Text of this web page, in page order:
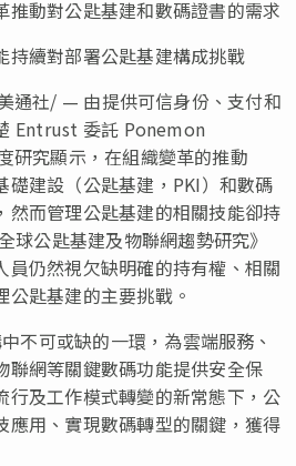
推動對公匙基建和數碼證書的需求
持續對部署公匙基建構成挑戰
通社/ — 由提供可信身份、支付和
Entrust 委託 Ponemon
究顯示，在組織變革的推動
礎建設（公匙基建，PKI）和數碼
然而管理公匙基建的相關技能卻持
球公匙基建及物聯網趨勢研究》
員仍然視欠缺明確的持有權、相關
匙基建的主要挑戰。
不可或缺的一環，為雲端服務、
聯網等關鍵數碼功能提供安全保
行及工作模式轉變的新常態下，公
應用、實現數碼轉型的關鍵，獲得